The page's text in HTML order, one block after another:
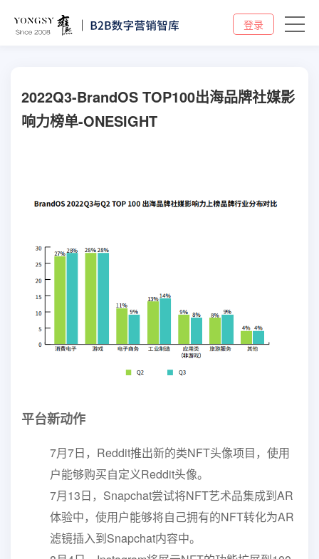
登录
2022Q3-BrandOS TOP100出海品牌社媒影
响力榜单-ONESIGHT
平台新动作
7月7日，Reddit推出新的类NFT头像项目，使用
户能够购买自定义Reddit头像。
7月13日，Snapchat尝试将NFT艺术品集成到AR
体验中，使用户能够将自己拥有的NFT转化为AR
滤镜插入到Snapchat内容中。